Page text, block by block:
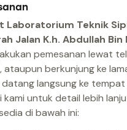
Laboratorium Teknik
Jalan K.h. Abdullah Bin
pemesanan lewat
ataupun berkunjung ke
langsung ke tempat
kami untuk detail lebih
di bawah ini: